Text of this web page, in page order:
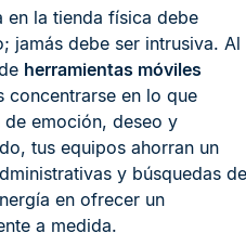
en la tienda física debe
jamás debe ser intrusiva. Al
herramientas móviles
concentrarse en lo que
emoción, deseo y
tus equipos ahorran un
y búsquedas de
en ofrecer un
a medida.